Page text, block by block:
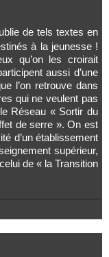
de tels textes en
à la jeunesse !
qu’on les croirait
aussi d’une
l’on retrouve dans
qui ne veulent pas
Réseau « Sortir du
de serre ». On est
d’un établissement
supérieur,
de « la Transition